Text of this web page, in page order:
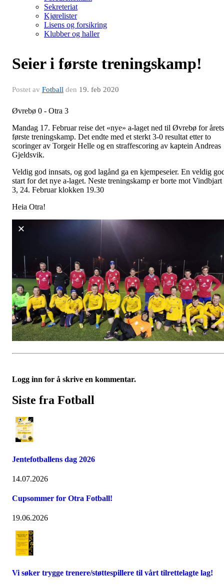
Sekreteriat
Kjørelister
Lisens og forsikring
Klubber og haller
Seier i første treningskamp!
Postet av Fotball den 19. feb 2020
Øvrebø 0 - Otra 3
Mandag 17. Februar reise det «nye» a-laget ned til Øvrebø for årets
første treningskamp. Det endte med et sterkt 3-0 resultat etter to
scoringer av Torgeir Helle og en straffescoring av kaptein Andreas
Gjeldsvik.
Veldig god innsats, og god lagånd ga en kjempeseier. En veldig
start for det nye a-laget. Neste treningskamp er borte mot Vindbjart
3, 24. Februar klokken 19.30
Heia Otra!
Logg inn for å skrive en kommentar.
Siste fra Fotball
Jentefotballens dag 2026
14.07.2026
Cupsommer for Otra Fotball!
19.06.2026
Vi søker trygge trenere/støttespillere til vårt tilrettelagte lag!